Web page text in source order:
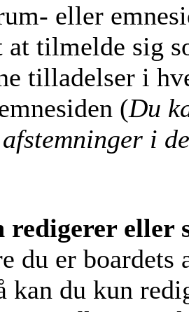
eller
at tilmelde sig
tilladelser i
(Du
i
redigerer eller
du er
kan du kun